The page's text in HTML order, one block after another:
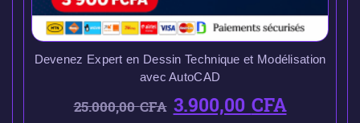
Devenez Expert en Dessin Technique et Modélisation
avec AutoCAD
25.000,00CFA 3.900,00CFA